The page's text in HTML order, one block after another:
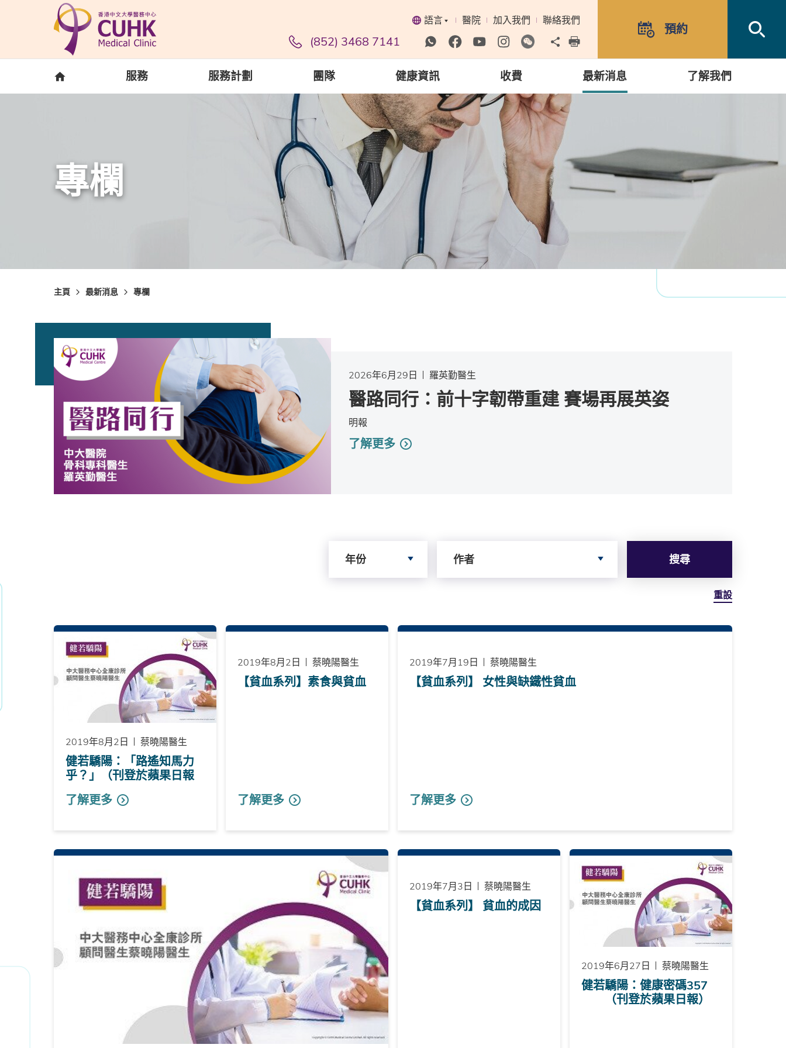
Skip to main content
語言
醫院 加入我們 聯絡我們
(852) 3468 7141 Share toprint
預約
主頁 服務 服務計劃 團隊 健康資訊 收費 最新消息 了解我們
專欄
主頁 最新消息 專欄
2026年6月29日 羅英勤醫生
醫路同行：前十字韌帶重建 賽場再展英姿
明報
了解更多
年份 作者 搜尋
重設
2019年8月2日 蔡曉陽醫生
健若驕陽：「路遙知馬力
乎？」（刊登於蘋果日報
了解更多
2019年8月2日 蔡曉陽醫生
【貧血系列】素食與貧血
了解更多
2019年7月19日 蔡曉陽醫生
【貧血系列】 女性與缺鐵性貧血
了解更多
2019年7月3日 蔡曉陽醫生
【貧血系列】 貧血的成因
2019年6月27日 蔡曉陽醫生
健若驕陽：健康密碼357
（刊登於蘋果日報）